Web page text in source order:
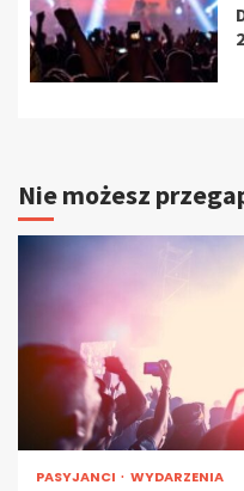
Nie możesz
PASYJANCI WYDARZENIA